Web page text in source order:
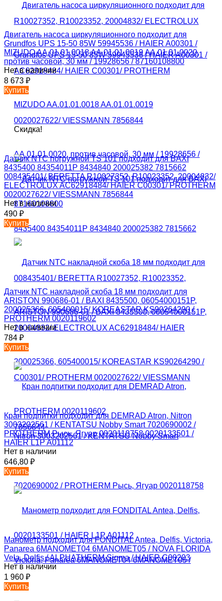
Двигатель насоса циркуляционного подходит для
Grundfos UPS 15-50 85W 59945536 / HAIER A00301 /
MIZUDO AA.01.01.0018 AA.01.01.0019 AA.01.01.0020,
против часовой, 30 мм / 19928656 / 87160108800
Нет в наличии
8 673 ₽
Купить
Скидка!
Датчик NTC погружной TS 101 подходит для BAXI
8435400 84354011P 8434840 200025382 7815662
008435401/ BERETTA R10027352, R10023352, 20004832/
ELECTROLUX AC62918484/ HAIER C00301/ PROTHERM
0020027622/ VIESSMANN 7856844
Нет в наличии
490 ₽
Купить
Датчик NTC накладной скоба 18 мм подходит для
ARISTON 990686-01 / BAXI 8435500, 06054000151P,
200025366, 605400015/ KOREASTAR KS90264290 /
PROTHERM 0020119602
Нет в наличии
784 ₽
Купить
Кран подпитки подходит для DEMRAD Atron, Nitron
3003202561 / KENTATSU Nobby Smart 7020690002 /
PROTHERM Рысь, Ягуар 0020118758 0020133501 /
HAIER L1P A01112
Нет в наличии
646,80 ₽
Купить
Манометр подходит для FONDITAL Antea, Delfis, Victoria,
Panarea 6MANOMET04 6MANOMET05 / NOVA FLORIDA
Vela, Delfis / ALPHATHERM Sigma / HAIER C00203
Нет в наличии
1 960 ₽
Купить